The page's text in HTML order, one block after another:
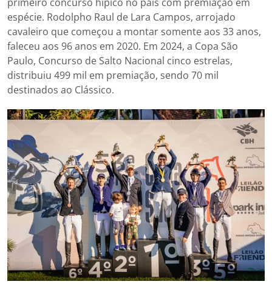
espécie. Rodolpho Raul de Lara Campos, arrojado
cavaleiro que começou a montar somente aos 33 anos,
faleceu aos 96 anos em 2020. Em 2024, a Copa São
Paulo, Concurso de Salto Nacional cinco estrelas,
distribuiu 499 mil em premiação, sendo 70 mil
destinados ao Clássico.